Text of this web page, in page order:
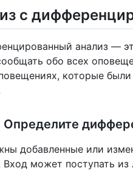
с
анализ —
обо всех
которые
Определите
добавленные или
Вход может поступать из